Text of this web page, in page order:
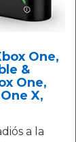
One,
&
One,
X,
a la